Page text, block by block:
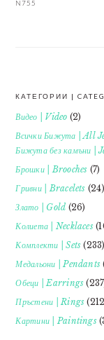
N755
FOOTER
КАТЕГОРИИ |
Видео | Video (2)
Всички Бижута | All
Бижута без камъни |
Брошки | Brooches (7)
Гривни | Bracelets (24)
Злато | Gold (26)
Колиета | Necklaces
Комплекти | Sets (233)
Медальони | Pendants
Обеци | Earrings
Пръстени | Rings
Картини | Paintings